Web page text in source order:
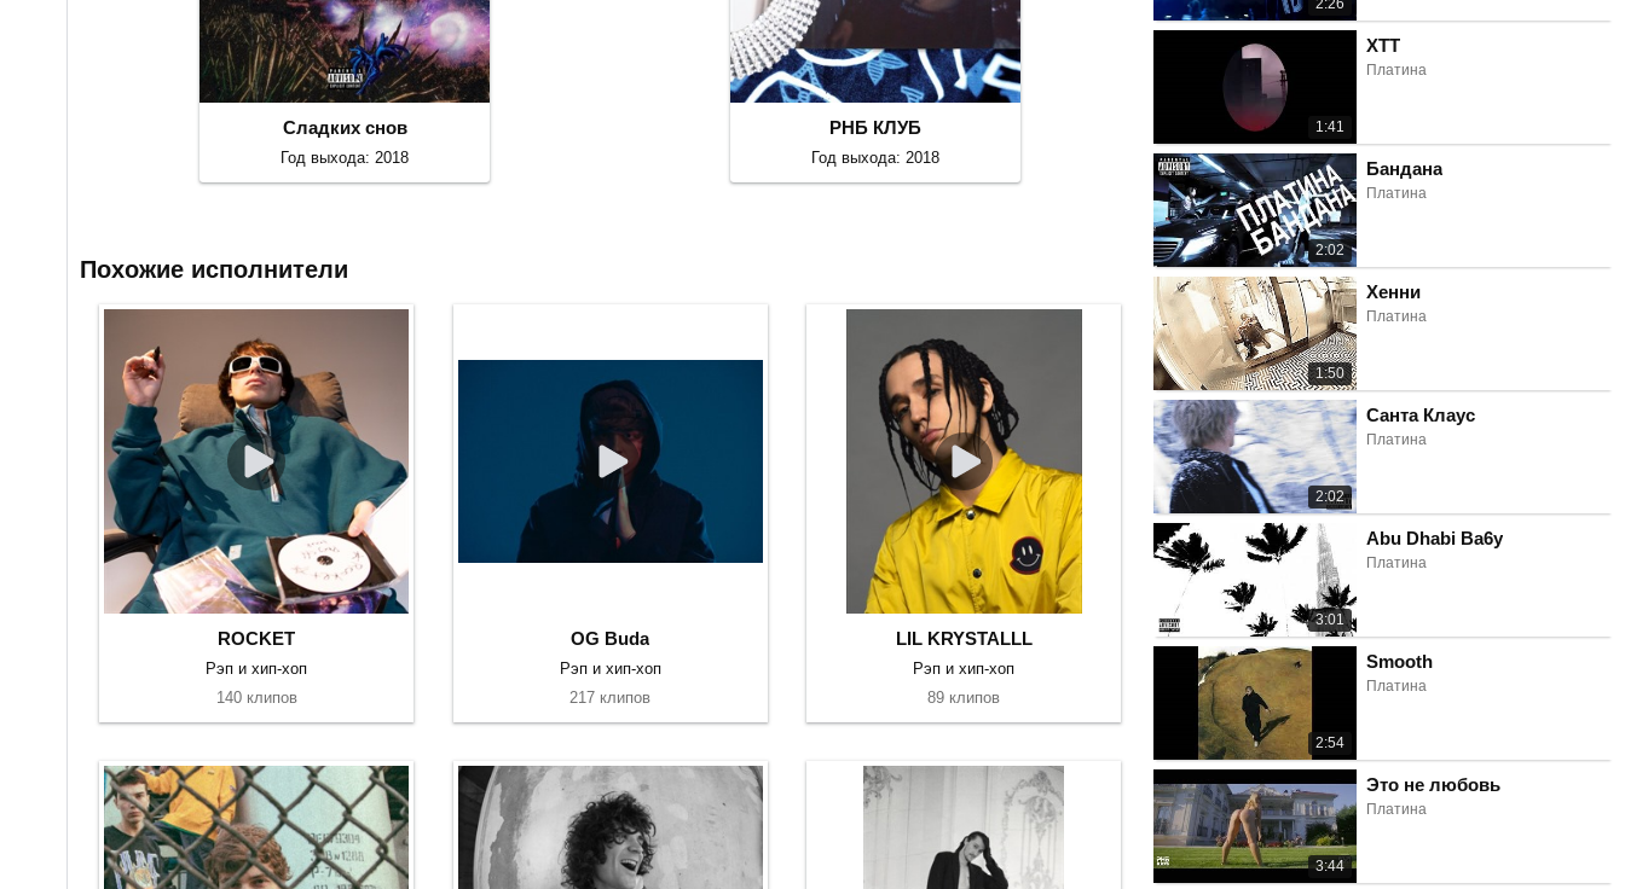
2:26
1:41
ХТТ
Платина
2:02
Бандана
Платина
1:50
Хенни
Платина
2:02
Санта Клаус
Платина
3:01
Abu Dhabi Ba6y
Платина
2:54
Smooth
Платина
3:44
Это не любовь
Платина
Сладких снов
Год выхода: 2018
РНБ КЛУБ
Год выхода: 2018
Похожие исполнители
ROCKET
Рэп и хип-хоп
140 клипов
OG Buda
Рэп и хип-хоп
217 клипов
LIL KRYSTALLL
Рэп и хип-хоп
89 клипов